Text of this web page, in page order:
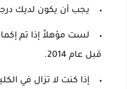
يجب أن يكون لديك
لست مؤهلاً إذا تم
قبل عام 2014.
إذا كنت لا تزال في